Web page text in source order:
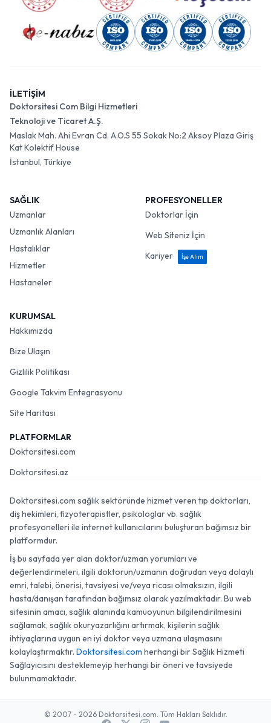
İLETİŞİM
Doktorsitesi Com Bilgi Hizmetleri
Teknoloji ve Ticaret A.Ş.
Maslak Mah. Ahi Evran Cd. A.O.S 55 Sokak No:2 Aksoy Plaza Giriş
Kat Kolektif House
İstanbul, Türkiye
SAĞLIK
Uzmanlar
Uzmanlık Alanları
Hastalıklar
Hizmetler
Hastaneler
PROFESYONELLER
Doktorlar İçin
Web Siteniz İçin
Kariyer
İşe Alım
KURUMSAL
Hakkımızda
Bize Ulaşın
Gizlilik Politikası
Google Takvim Entegrasyonu
Site Haritası
PLATFORMLAR
Doktorsitesi.com
Doktorsitesi.az
Doktorsitesi.com sağlık sektöründe hizmet veren tıp doktorları,
diş hekimleri, fizyoterapistler, psikologlar vb. sağlık
profesyonelleri ile internet kullanıcılarını buluşturan bağımsız bir
platformdur.
İş bu sayfada yer alan doktor/uzman yorumları ve
değerlendirmeleri, ilgili doktorun/uzmanın doğrudan veya dolaylı
emri, talebi, önerisi, tavsiyesi ve/veya ricası olmaksızın, ilgili
hasta/danışan tarafından bağımsız olarak yazılmaktadır. Bu web
sitesinin amacı, sağlık alanında kamuoyunun bilgilendirilmesini
sağlamak, sağlık okuryazarlığını artırmak, kişilerin sağlık
ihtiyaçlarına uygun en iyi doktor veya uzmana ulaşmasını
kolaylaştırmaktır. Doktorsitesi.com herhangi bir Sağlık Hizmeti
Sağlayıcısını desteklemeyip herhangi bir öneri ve tavsiyede
bulunmamaktadır.
© 2007 - 2026 Doktorsitesi.com. Tüm Hakları Saklıdır.